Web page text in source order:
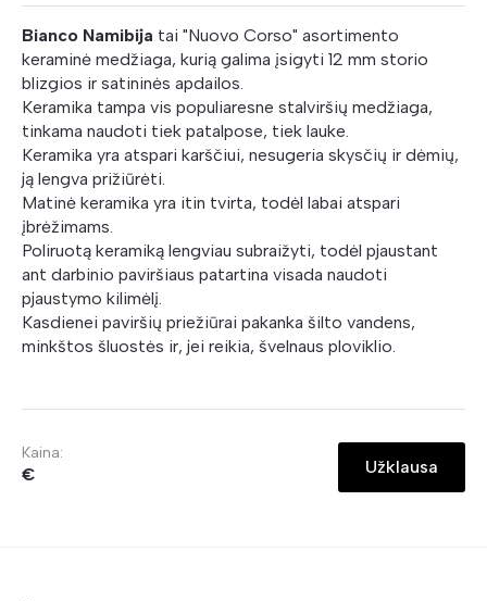
Bianco Namibija tai "Nuovo Corso" asortimento
keraminė medžiaga, kurią galima įsigyti 12 mm storio
blizgios ir satininės apdailos.
Keramika tampa vis populiaresne stalviršių medžiaga,
tinkama naudoti tiek patalpose, tiek lauke.
Keramika yra atspari karščiui, nesugeria skysčių ir dėmių,
ją lengva prižiūrėti.
Matinė keramika yra itin tvirta, todėl labai atspari
įbrėžimams.
Poliruotą keramiką lengviau subraižyti, todėl pjaustant
ant darbinio paviršiaus patartina visada naudoti
pjaustymo kilimėlį.
Kasdienei paviršių priežiūrai pakanka šilto vandens,
minkštos šluostės ir, jei reikia, švelnaus ploviklio.
Kaina:
€ Užklausa